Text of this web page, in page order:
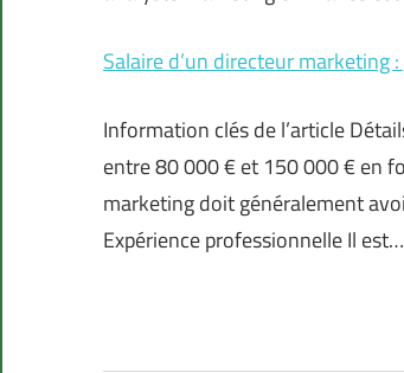
Salaire d’un directeur marketing
Information clés de l’article
entre 80 000 € et 150 000 € en
marketing doit généralement
Expérience professionnelle Il est…